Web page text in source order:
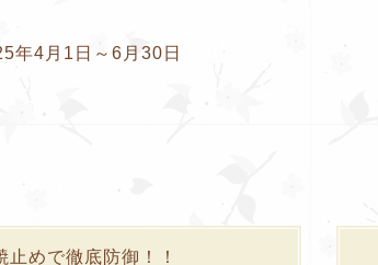
年4月1日～6月30日
止めで徹底防御！！